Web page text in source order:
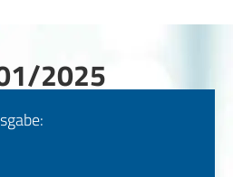
2025